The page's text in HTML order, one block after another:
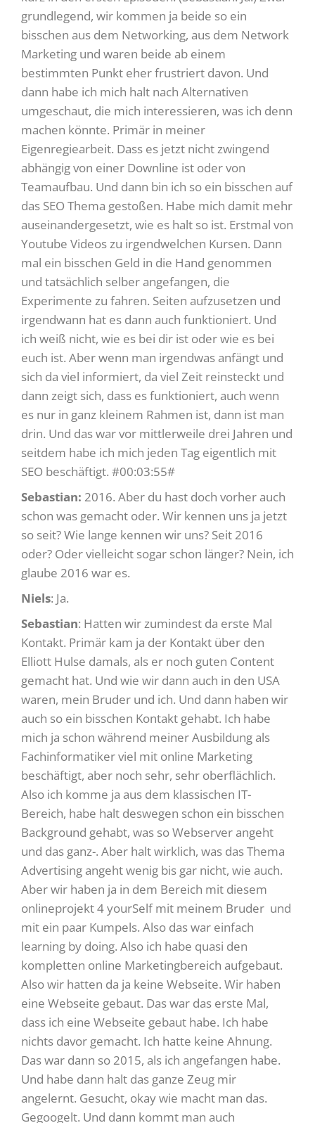
grundlegend, wir kommen ja beide so ein
bisschen aus dem Networking, aus dem Network
Marketing und waren beide ab einem
bestimmten Punkt eher frustriert davon. Und
dann habe ich mich halt nach Alternativen
umgeschaut, die mich interessieren, was ich denn
machen könnte. Primär in meiner
Eigenregiearbeit. Dass es jetzt nicht zwingend
abhängig von einer Downline ist oder von
Teamaufbau. Und dann bin ich so ein bisschen auf
das SEO Thema gestoßen. Habe mich damit mehr
auseinandergesetzt, wie es halt so ist. Erstmal von
Youtube Videos zu irgendwelchen Kursen. Dann
mal ein bisschen Geld in die Hand genommen
und tatsächlich selber angefangen, die
Experimente zu fahren. Seiten aufzusetzen und
irgendwann hat es dann auch funktioniert. Und
ich weiß nicht, wie es bei dir ist oder wie es bei
euch ist. Aber wenn man irgendwas anfängt und
sich da viel informiert, da viel Zeit reinsteckt und
dann zeigt sich, dass es funktioniert, auch wenn
es nur in ganz kleinem Rahmen ist, dann ist man
drin. Und das war vor mittlerweile drei Jahren und
seitdem habe ich mich jeden Tag eigentlich mit
SEO beschäftigt. #00:03:55#
Sebastian: 2016. Aber du hast doch vorher auch
schon was gemacht oder. Wir kennen uns ja jetzt
so seit? Wie lange kennen wir uns? Seit 2016
oder? Oder vielleicht sogar schon länger? Nein, ich
glaube 2016 war es.
Niels: Ja.
Sebastian: Hatten wir zumindest da erste Mal
Kontakt. Primär kam ja der Kontakt über den
Elliott Hulse damals, als er noch guten Content
gemacht hat. Und wie wir dann auch in den USA
waren, mein Bruder und ich. Und dann haben wir
auch so ein bisschen Kontakt gehabt. Ich habe
mich ja schon während meiner Ausbildung als
Fachinformatiker viel mit online Marketing
beschäftigt, aber noch sehr, sehr oberflächlich.
Also ich komme ja aus dem klassischen IT-
Bereich, habe halt deswegen schon ein bisschen
Background gehabt, was so Webserver angeht
und das ganz-. Aber halt wirklich, was das Thema
Advertising angeht wenig bis gar nicht, wie auch.
Aber wir haben ja in dem Bereich mit diesem
onlineprojekt 4 yourSelf mit meinem Bruder und
mit ein paar Kumpels. Also das war einfach
learning by doing. Also ich habe quasi den
kompletten online Marketingbereich aufgebaut.
Also wir hatten da ja keine Webseite. Wir haben
eine Webseite gebaut. Das war das erste Mal,
dass ich eine Webseite gebaut habe. Ich habe
nichts davor gemacht. Ich hatte keine Ahnung.
Das war dann so 2015, als ich angefangen habe.
Und habe dann halt das ganze Zeug mir
angelernt. Gesucht, okay wie macht man das.
Gegoogelt. Und dann kommt man auch